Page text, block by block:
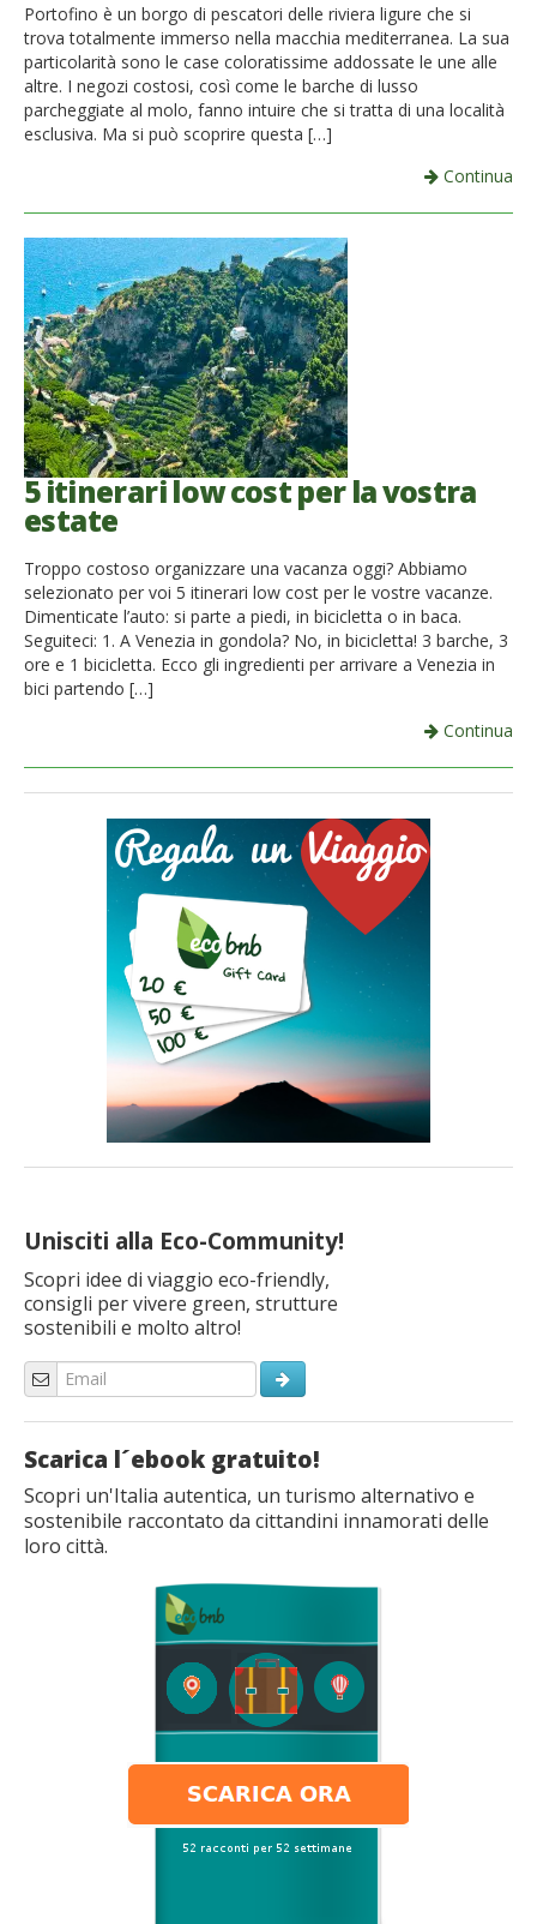
Portofino è un borgo di pescatori delle riviera ligure che si
trova totalmente immerso nella macchia mediterranea. La sua
particolarità sono le case coloratissime addossate le une alle
altre. I negozi costosi, così come le barche di lusso
parcheggiate al molo, fanno intuire che si tratta di una località
esclusiva. Ma si può scoprire questa […]
Continua
5 itinerari low cost per la vostra
estate
Troppo costoso organizzare una vacanza oggi? Abbiamo
selezionato per voi 5 itinerari low cost per le vostre vacanze.
Dimenticate l’auto: si parte a piedi, in bicicletta o in baca.
Seguiteci: 1. A Venezia in gondola? No, in bicicletta! 3 barche, 3
ore e 1 bicicletta. Ecco gli ingredienti per arrivare a Venezia in
bici partendo […]
Continua
Unisciti alla Eco-Community!
Scopri idee di viaggio eco-friendly,
consigli per vivere green, strutture
sostenibili e molto altro!
Scarica l´ebook gratuito!
Scopri un'Italia autentica, un turismo alternativo e
sostenibile raccontato da cittandini innamorati delle
loro città.